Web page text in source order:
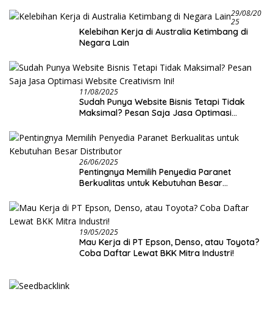
29/08/20
25
Kelebihan Kerja di Australia Ketimbang di
Negara Lain
11/08/2025
Sudah Punya Website Bisnis Tetapi Tidak
Maksimal? Pesan Saja Jasa Optimasi
26/06/2025
Pentingnya Memilih Penyedia Paranet
Berkualitas untuk Kebutuhan Besar
19/05/2025
Mau Kerja di PT Epson, Denso, atau Toyota?
Coba Daftar Lewat BKK Mitra Industri!